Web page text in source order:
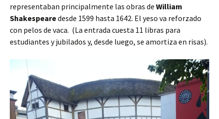
representaban principalmente las obras de William
Shakespearedesde 1599 hasta 1642. El yeso va reforzado
con pelos de vaca. (La entrada cuesta 11 libras para
estudiantes y jubilados y, desde luego, se amortiza en risas).